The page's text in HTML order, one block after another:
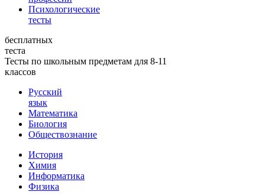
Психологические
тесты
бесплатных
теста
Тесты по школьным предметам для 8-11
классов
Русский
язык
Математика
Биология
Обществознание
История
Химия
Информатика
Физика